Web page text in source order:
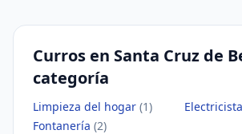
Curros en Santa Cruz de
categoría
Limpieza del hogar (1)
Fontanería (2)